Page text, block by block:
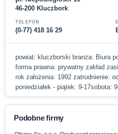
46-200 Kluczbork
TELEFON
(0-77) 418 16 29
powiat: kluczborski branża: Biura
forma prawna: prywatny zakład
rok założenia: 1992 zatrudnienie:
poniedziałek - piątek: 9-17sobota:
Podobne firmy